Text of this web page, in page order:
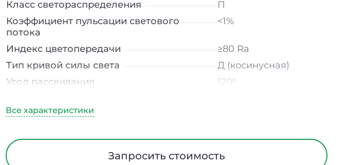
Класс светораспределения
П
Коэффициент пульсации светового
потока
<1%
Индекс цветопередачи
≥80 Ra
Тип кривой силы света
Д (косинусная)
Угол рассеивания
120ᵒ
Диапазон рабочих температур
Класс защиты от электрического тока
Запросить стоимость